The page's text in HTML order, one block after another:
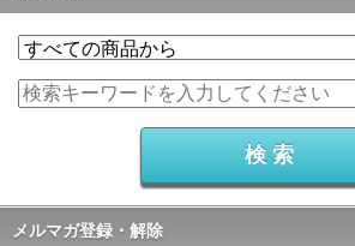
メルマガ登録・解除